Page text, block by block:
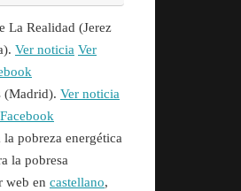
La Realidad (Jerez
Ver noticia Ver
(Madrid). Ver noticia
pobreza energética
la pobresa
web en castellano,